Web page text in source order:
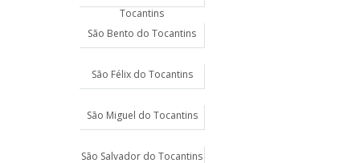
Tocantins
São Bento do Tocantins
São Félix do Tocantins
São Miguel do Tocantins
São Salvador do Tocantins